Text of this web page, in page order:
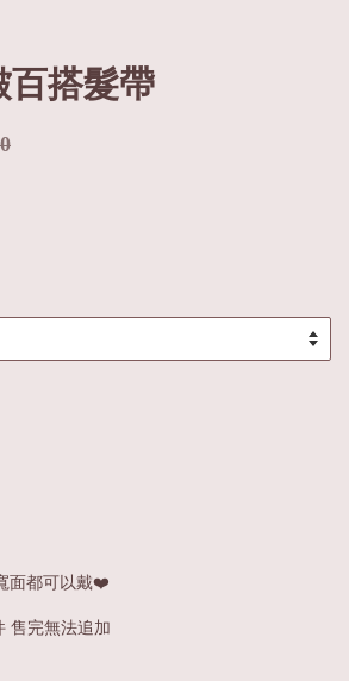
百搭髮帶
面都可以戴❤️
售完無法追加